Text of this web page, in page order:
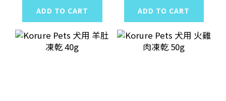
ADD TO CART ADD TO CART